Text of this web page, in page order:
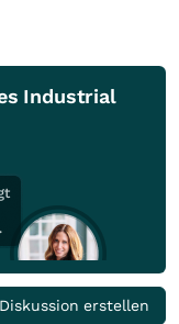
Industrial
erstellen